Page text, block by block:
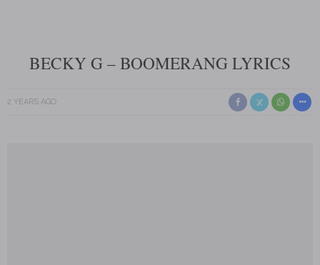
BECKY G – BOOMERANG LYRICS
2 YEARS AGO